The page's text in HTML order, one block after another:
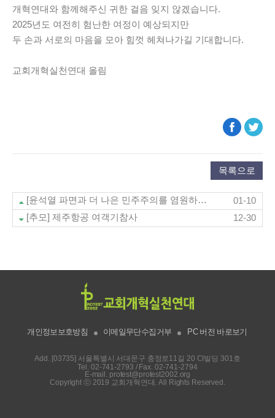
개혁연대와 함께해주신 귀한 걸음 잊지 않겠습니다.
2025년도 여전히 험난한 여정이 예상되지만
두 손과 서로의 마음을 모아 힘껏 헤쳐나가길 기대합니다.
교회개혁실천연대 올림
목록으로
[윤석열 파면과 더 나은 민주주의를 염원하는 그리스도인 연합기도회]
01-10
[추모] 제주항공 여객기참사
12-30
개인정보보호방침 이메일무단수집거부 PC 버전 바로보기
Add. [03735] 서울특별시 서대문구 충정로11길 20 CI빌딩 301호
Tel. 02-741-2793 / Fax. 02-741-2794
E-mail. protest@protest2002.org
Copyright ⓒ 2019 교회개혁연대. All Rights Reserved.